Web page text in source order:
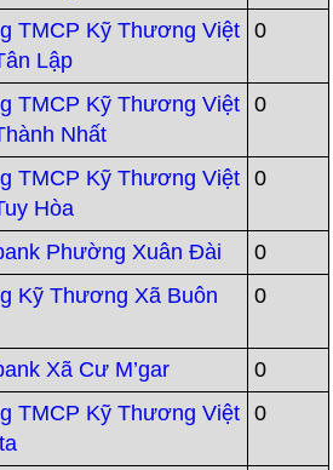
TMCP Kỹ Thương Việt
Lập
0
TMCP Kỹ Thương Việt
Nhất
0
TMCP Kỹ Thương Việt
Hòa
0
Phường Xuân Đài
0
Kỹ Thương Xã Buôn
0
Xã Cư M’gar
0
TMCP Kỹ Thương Việt
0